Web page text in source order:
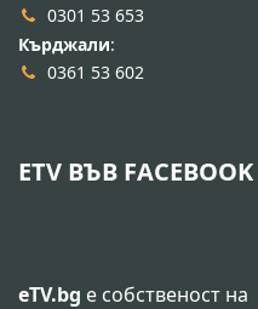
0301 53 653
Кърджали:
0361 53 602
ETV ВЪВ FACEBOOK
eTV.bg е собственост на